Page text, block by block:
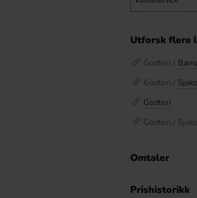
Utforsk flere
Godteri /
Godteri /
Godteri
Godteri /
Omtaler
Prishistorikk